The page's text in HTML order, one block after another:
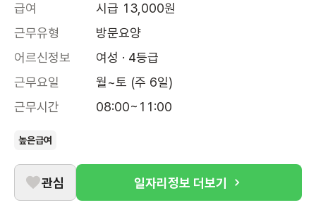
급여
시급 13,000원
근무유형
방문요양
어르신정보
여성 · 4등급
근무요일
월~토 (주 6일)
근무시간
08:00~11:00
높은급여
관심 일자리정보 더보기